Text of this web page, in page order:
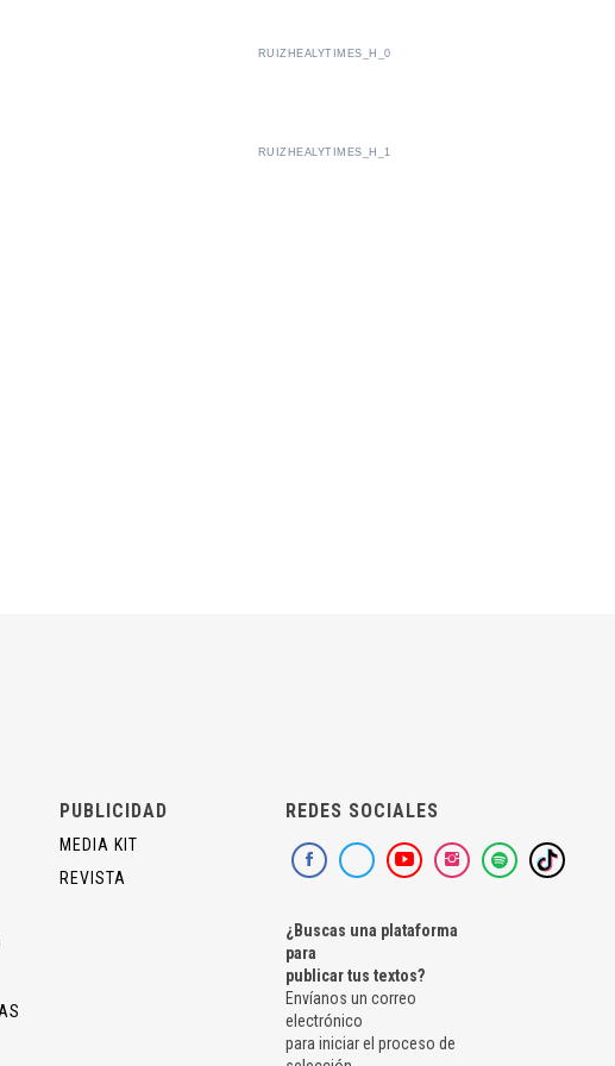
RUIZHEALYTIMES_H_0
RUIZHEALYTIMES_H_1
PUBLICIDAD
MEDIA KIT
REVISTA
REDES SOCIALES
¿Buscas una plataforma
para
publicar tus textos?
Envíanos un correo
electrónico
para iniciar el proceso de